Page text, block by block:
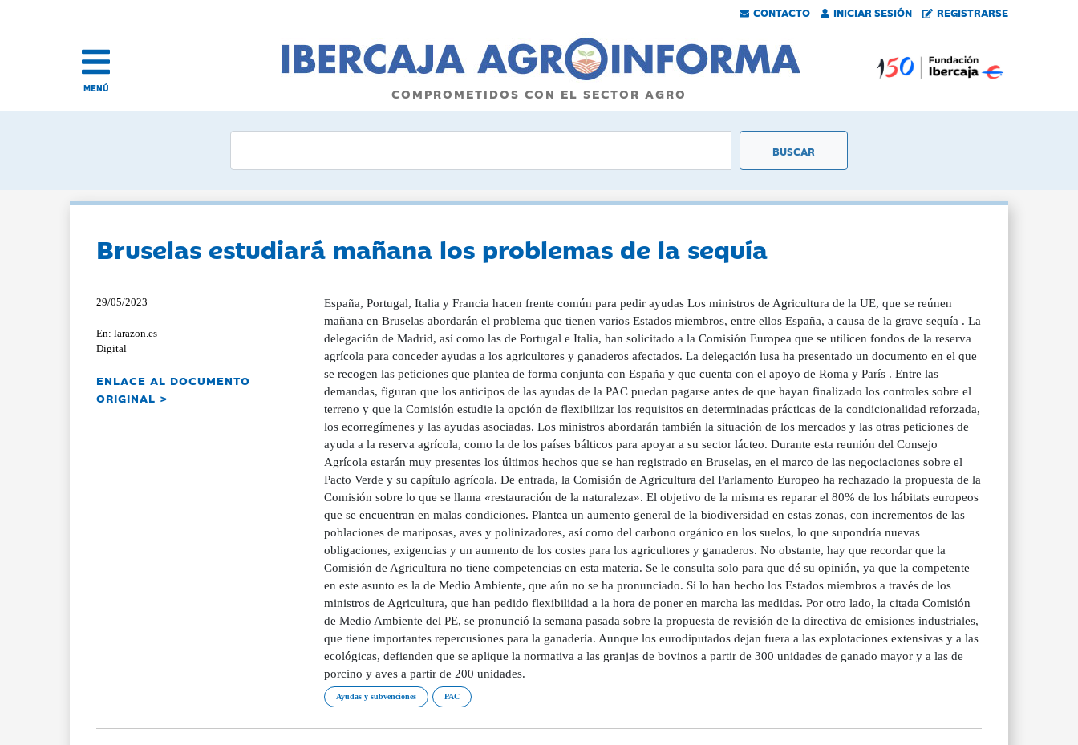
CONTACTO INICIAR SESIÓN REGISTRARSE
MENÚ COMPROMETIDOS CON EL SECTOR AGRO
Bruselas estudiará mañana los problemas de la sequía
29/05/2023
En: larazon.es
Digital
ENLACE AL DOCUMENTO
ORIGINAL >
España, Portugal, Italia y Francia hacen frente común para pedir ayudas Los ministros de Agricultura de la UE, que se reúnen
mañana en Bruselas abordarán el problema que tienen varios Estados miembros, entre ellos España, a causa de la grave sequía . La
delegación de Madrid, así como las de Portugal e Italia, han solicitado a la Comisión Europea que se utilicen fondos de la reserva
agrícola para conceder ayudas a los agricultores y ganaderos afectados. La delegación lusa ha presentado un documento en el que
se recogen las peticiones que plantea de forma conjunta con España y que cuenta con el apoyo de Roma y París . Entre las
demandas, figuran que los anticipos de las ayudas de la PAC puedan pagarse antes de que hayan finalizado los controles sobre el
terreno y que la Comisión estudie la opción de flexibilizar los requisitos en determinadas prácticas de la condicionalidad reforzada,
los ecorregímenes y las ayudas asociadas. Los ministros abordarán también la situación de los mercados y las otras peticiones de
ayuda a la reserva agrícola, como la de los países bálticos para apoyar a su sector lácteo. Durante esta reunión del Consejo
Agrícola estarán muy presentes los últimos hechos que se han registrado en Bruselas, en el marco de las negociaciones sobre el
Pacto Verde y su capítulo agrícola. De entrada, la Comisión de Agricultura del Parlamento Europeo ha rechazado la propuesta de la
Comisión sobre lo que se llama «restauración de la naturaleza». El objetivo de la misma es reparar el 80% de los hábitats europeos
que se encuentran en malas condiciones. Plantea un aumento general de la biodiversidad en estas zonas, con incrementos de las
poblaciones de mariposas, aves y polinizadores, así como del carbono orgánico en los suelos, lo que supondría nuevas
obligaciones, exigencias y un aumento de los costes para los agricultores y ganaderos. No obstante, hay que recordar que la
Comisión de Agricultura no tiene competencias en esta materia. Se le consulta solo para que dé su opinión, ya que la competente
en este asunto es la de Medio Ambiente, que aún no se ha pronunciado. Sí lo han hecho los Estados miembros a través de los
ministros de Agricultura, que han pedido flexibilidad a la hora de poner en marcha las medidas. Por otro lado, la citada Comisión
de Medio Ambiente del PE, se pronunció la semana pasada sobre la propuesta de revisión de la directiva de emisiones industriales,
que tiene importantes repercusiones para la ganadería. Aunque los eurodiputados dejan fuera a las explotaciones extensivas y a las
ecológicas, defienden que se aplique la normativa a las granjas de bovinos a partir de 300 unidades de ganado mayor y a las de
porcino y aves a partir de 200 unidades.
Ayudas y subvenciones PAC